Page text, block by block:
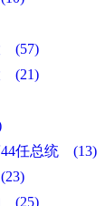
(57)
(21)
44任总统 (13)
(23)
(25)